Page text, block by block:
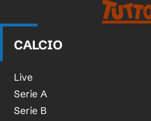
CALCIO
Live
Serie A
Serie B